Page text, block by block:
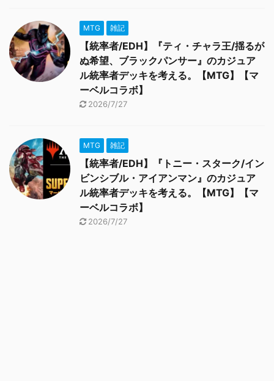
MTG 雑記
【統率者/EDH】『ティ・チャラ王/揺るが
ぬ希望、ブラックパンサー』のカジュア
ル統率者デッキを考える。【MTG】【マ
ーベルコラボ】
2026/7/27
MTG 雑記
【統率者/EDH】『トニー・スターク/イン
ビンシブル・アイアンマン』のカジュア
ル統率者デッキを考える。【MTG】【マ
ーベルコラボ】
2026/7/27